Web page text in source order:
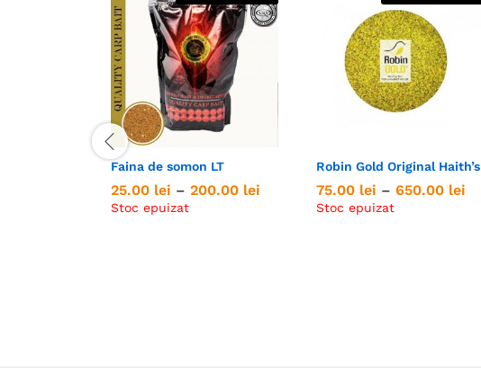
Faina de somon LT
25.00 lei – 200.00 lei
Stoc epuizat
25.00 lei 200.00 lei
Robin Gold Original Haith’s
75.00 lei – 650.00 lei
Stoc epuizat
75.00 lei 650.00 lei